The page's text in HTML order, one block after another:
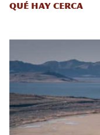
Qué hay cerca